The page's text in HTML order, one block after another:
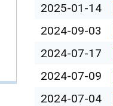
2025-01-14
2024-09-03
2024-07-17
2024-07-09
2024-07-04